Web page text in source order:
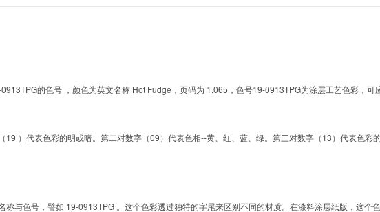
的色号 ，颜色为英文名称 Hot Fudge，页码为 1.065，色号19-0913TPG为涂层工艺色彩，可
）代表色彩的明或暗。第二对数字（09）代表色相--黄、红、蓝、绿。第三对数字（13）代表色
与色号，譬如 19-0913TPG 。这个色彩透过独特的字尾来区别不同的材质。在漆料涂层纸版，这